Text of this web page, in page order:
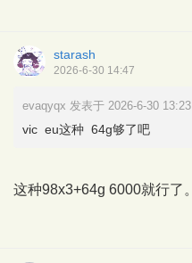
starash
2026-6-30 14:47
evaqyqx 发表于 2026-6-30 13:23
vic eu这种 64g够了吧
这种98x3+64g 6000就行了。